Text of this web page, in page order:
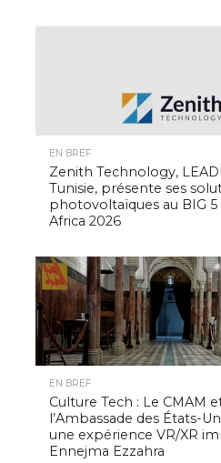
EN BREF
Zenith Technology,
Tunisie, présente ses
photovoltaïques au BIG 5
Africa 2026
EN BREF
Culture Tech : Le CMAM
l’Ambassade des États-
une expérience VR/XR
Ennejma Ezzahra